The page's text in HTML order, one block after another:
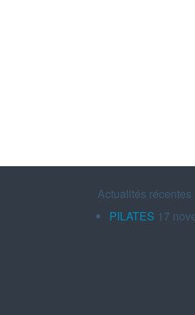
Actualités récentes
PILATES 17